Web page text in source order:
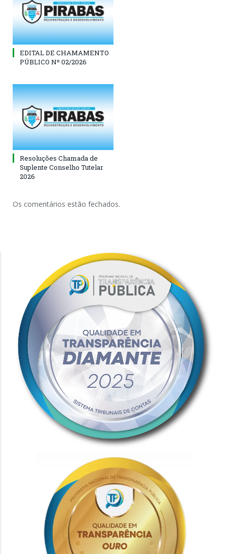
EDITAL DE CHAMAMENTO
PÚBLICO Nº 02/2026
Resoluções Chamada de
Suplente Conselho Tutelar
2026
Os comentários estão fechados.